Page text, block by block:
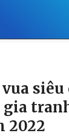
siêu
gia
2022